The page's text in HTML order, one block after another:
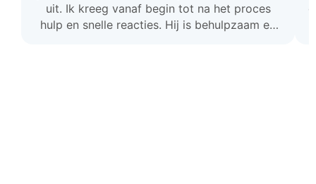
uit. Ik kreeg vanaf begin tot na het proces
hulp en snelle reacties. Hij is behulpzaam en